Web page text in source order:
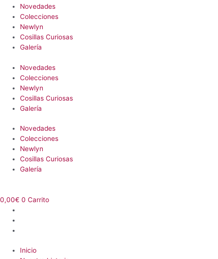
Novedades
Colecciones
Newlyn
Cosillas Curiosas
Galería
Novedades
Colecciones
Newlyn
Cosillas Curiosas
Galería
Novedades
Colecciones
Newlyn
Cosillas Curiosas
Galería
0,00€ 0 Carrito
Inicio